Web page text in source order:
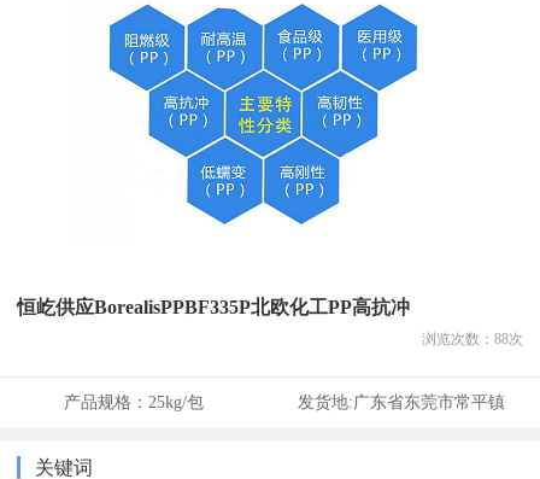
恒屹供应BorealisPPBF335P北欧化工PP高抗冲
浏览次数： 88次
产品规格： 25kg/包 发货地:广东省东莞市常平镇
关键词